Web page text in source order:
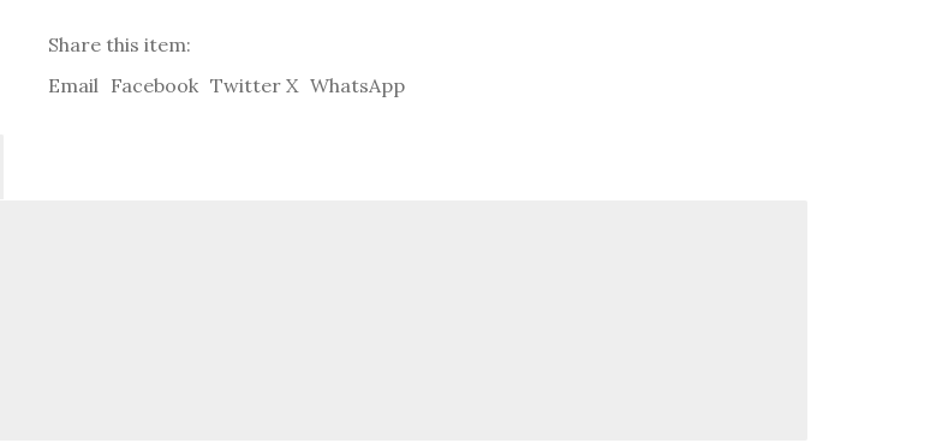
Charles
Dickens
Share this item:
Email Facebook Twitter X WhatsApp